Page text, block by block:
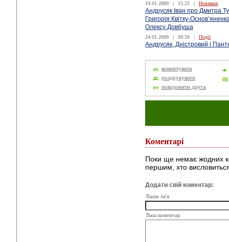
19.01.2009 | 15:25 | Новинки
Андрусяк Іван про Дмитра
Григорія Квітку-
Олексу Довбуша
24.01.2009 | 09:59 | Події
Андрусяк, Дністровий і
коментувати
роздрукувати
повідомити друга
Коментарі
Поки ще немає жодних
першим, хто
Додати свій коментар:
Ваше ім'я
Ваш коментар